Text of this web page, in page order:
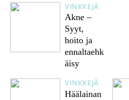
VINKKEJÄ
Akne –
Syyt,
hoito ja
ennaltaehk
äisy
VINKKEJÄ
Häälainan